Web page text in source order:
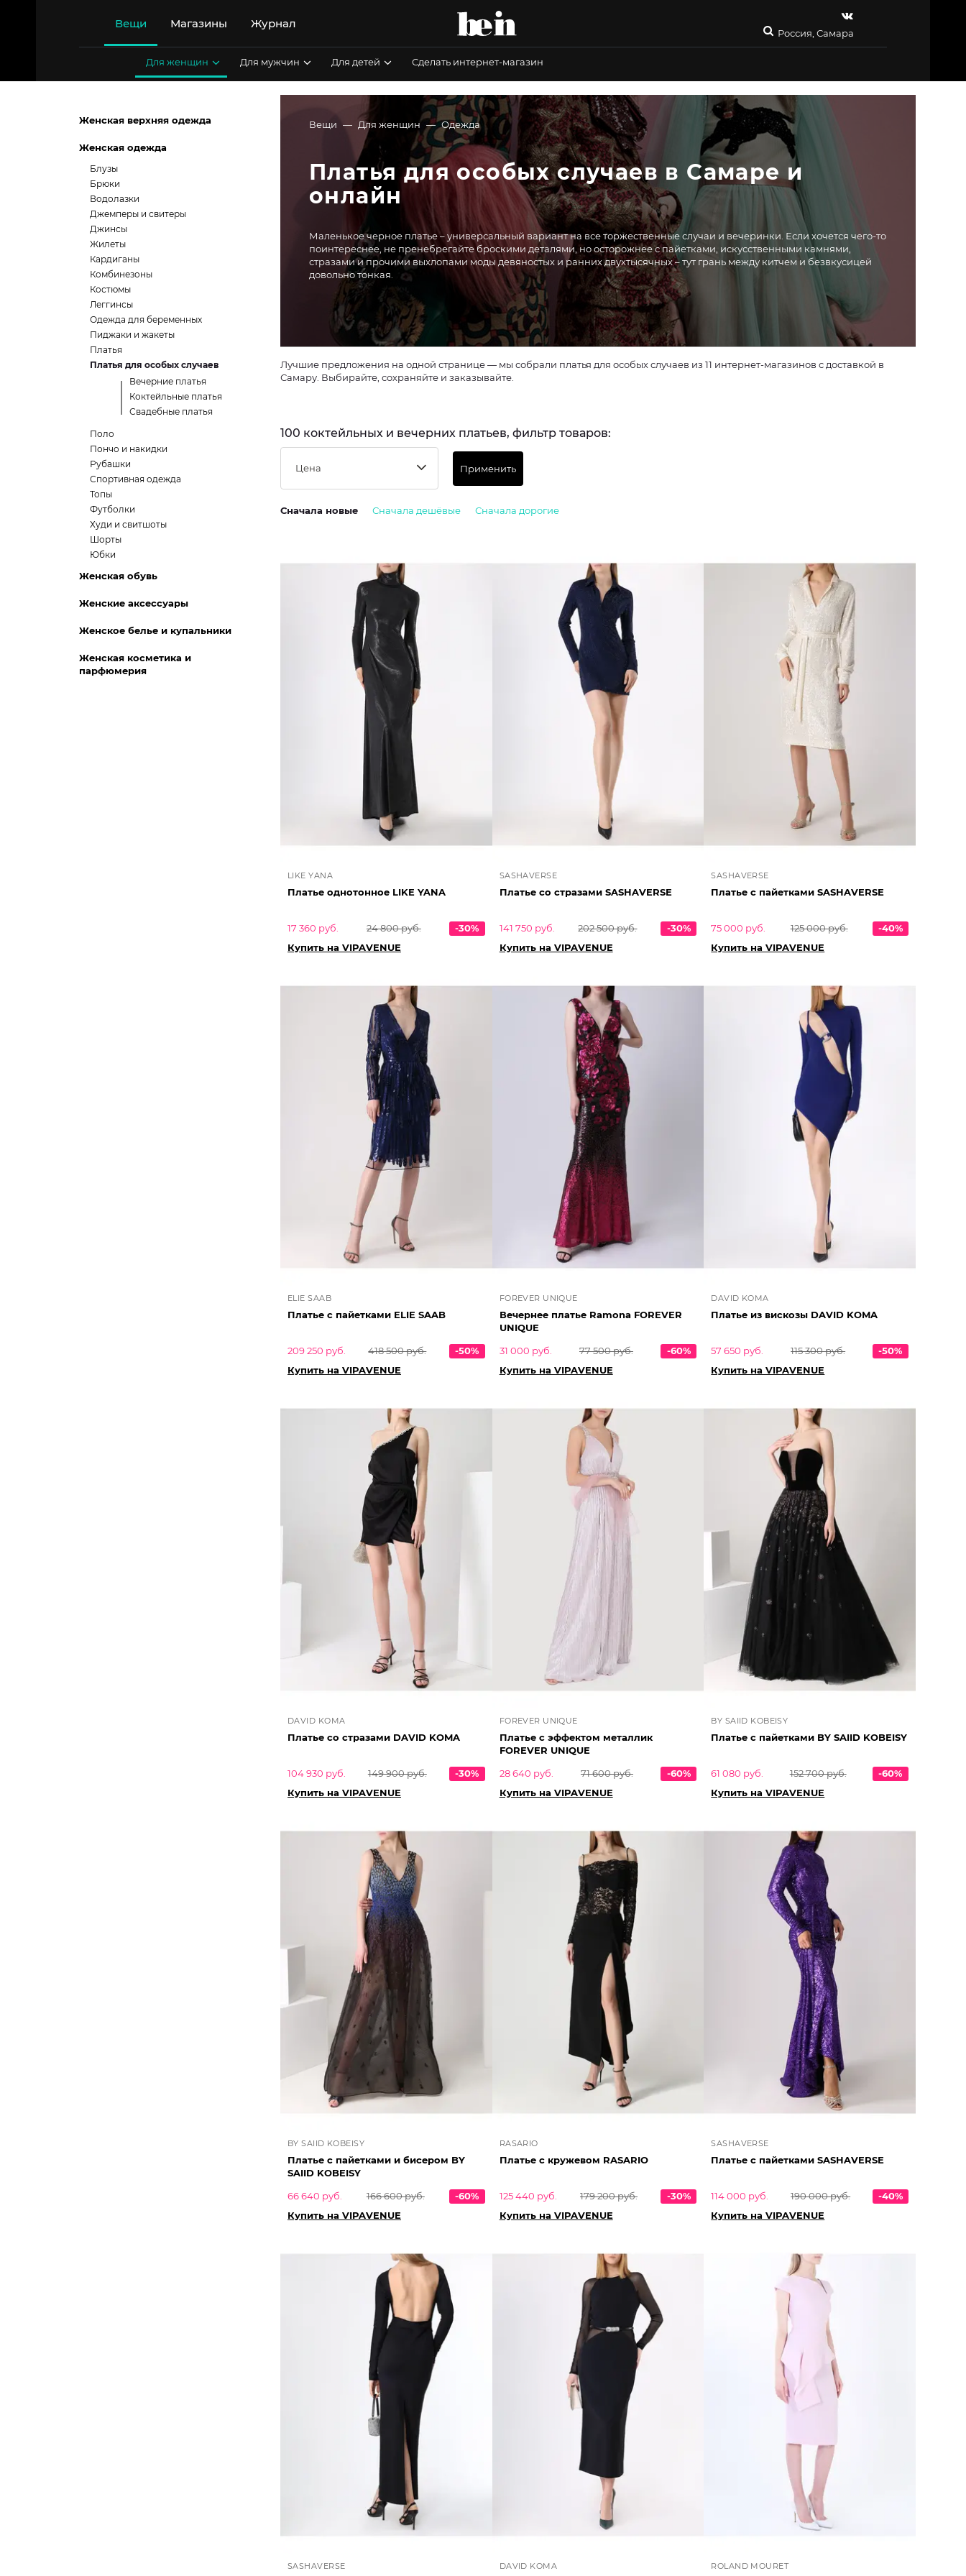
Вещи Магазины Журнал
Россия, Самара
Для женщин Для мужчин Для детей Сделать интернет-магазин
Вещи Для женщин Одежда
Платья для особых случаев в Самаре и
онлайн
Маленькое черное платье – универсальный вариант на все торжественные случаи и вечеринки. Если хочется чего-то
поинтереснее, не пренебрегайте броскими деталями, но осторожнее с пайетками, искусственными камнями,
стразами и прочими выхлопами моды девяностых и ранних двухтысячных – тут грань между китчем и безвкусицей
довольно тонкая.
Лучшие предложения на одной странице — мы собрали платья для особых случаев из 11 интернет-магазинов с доставкой в
Самару. Выбирайте, сохраняйте и заказывайте.
100 коктейльных и вечерних платьев, фильтр товаров:
Цена Применить
Сначала новые Сначала дешёвые Сначала дорогие
LIKE YANA
Платье однотонное LIKE YANA
17 360 руб. 24 800 руб.
-30%
Купить на VIPAVENUE
SASHAVERSE
Платье со стразами SASHAVERSE
141 750 руб. 202 500 руб.
-30%
Купить на VIPAVENUE
SASHAVERSE
Платье с пайетками SASHAVERSE
75 000 руб. 125 000 руб.
-40%
Купить на VIPAVENUE
ELIE SAAB
Платье с пайетками ELIE SAAB
209 250 руб. 418 500 руб.
-50%
Купить на VIPAVENUE
FOREVER UNIQUE
Вечернее платье Ramona FOREVER
UNIQUE
31 000 руб.
77 500 руб.
-60%
Купить на VIPAVENUE
DAVID KOMA
Платье из вискозы DAVID KOMA
57 650 руб. 115 300 руб.
-50%
Купить на VIPAVENUE
DAVID KOMA
Платье со стразами DAVID KOMA
104 930 руб. 149 900 руб.
-30%
Купить на VIPAVENUE
FOREVER UNIQUE
Платье с эффектом металлик
FOREVER UNIQUE
28 640 руб.
71 600 руб.
-60%
Купить на VIPAVENUE
BY SAIID KOBEISY
Платье с пайетками BY SAIID KOBEISY
61 080 руб. 152 700 руб.
-60%
Купить на VIPAVENUE
BY SAIID KOBEISY
Платье с пайетками и бисером BY
SAIID KOBEISY
66 640 руб.
166 600 руб.
-60%
Купить на VIPAVENUE
RASARIO
Платье с кружевом RASARIO
125 440 руб. 179 200 руб.
-30%
Купить на VIPAVENUE
SASHAVERSE
Платье с пайетками SASHAVERSE
114 000 руб. 190 000 руб.
-40%
Купить на VIPAVENUE
SASHAVERSE DAVID KOMA ROLAND MOURET
Женская верхняя одежда
Женская одежда
Блузы
Брюки
Водолазки
Джемперы и свитеры
Джинсы
Жилеты
Кардиганы
Комбинезоны
Костюмы
Леггинсы
Одежда для беременных
Пиджаки и жакеты
Платья
Платья для особых случаев
Вечерние платья
Коктейльные платья
Свадебные платья
Поло
Пончо и накидки
Рубашки
Спортивная одежда
Топы
Футболки
Худи и свитшоты
Шорты
Юбки
Женская обувь
Женские аксессуары
Женское белье и купальники
Женская косметика и
парфюмерия